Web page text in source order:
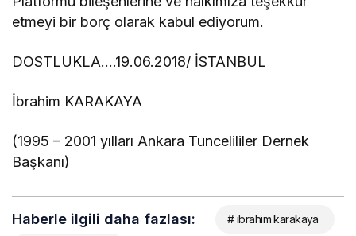
etmeyi bir borç olarak kabul ediyorum.
DOSTLUKLA….19.06.2018/ İSTANBUL
İbrahim KARAKAYA
(1995 – 2001 yılları Ankara Tuncelililer Dernek
Başkanı)
Haberle ilgili daha fazlası: # ibrahim karakaya